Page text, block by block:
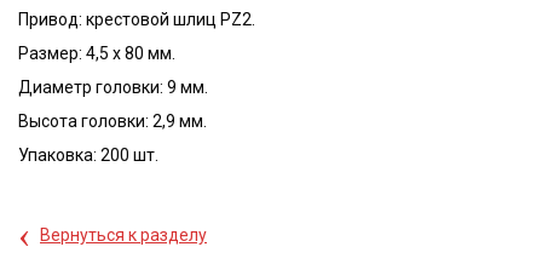
Привод: крестовой шлиц PZ2.
Размер: 4,5 x 80 мм.
Диаметр головки: 9 мм.
Высота головки: 2,9 мм.
Упаковка: 200 шт.
‹ Вернуться к разделу